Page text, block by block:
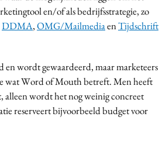
en/of als bedrijfsstrategie, zo
DDMA,OMG/MailmediaenTijdschrift
en wordt gewaardeerd, maar marketeers
wat Word of Mouth betreft. Men heeft
alleen wordt het nog weinig concreet
reserveert bijvoorbeeld budget voor